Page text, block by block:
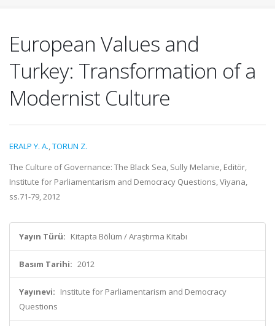
European Values and
Turkey: Transformation of a
Modernist Culture
ERALP Y. A.,TORUN Z.
The Culture of Governance: The Black Sea, Sully Melanie, Editör,
Institute for Parliamentarism and Democracy Questions, Viyana,
ss.71-79, 2012
Yayın Türü: Kitapta Bölüm / Araştırma Kitabı
Basım Tarihi: 2012
Yayınevi: Institute for Parliamentarism and Democracy
Questions